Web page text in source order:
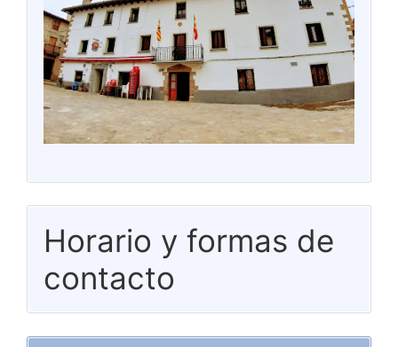
Horario y formas de
contacto